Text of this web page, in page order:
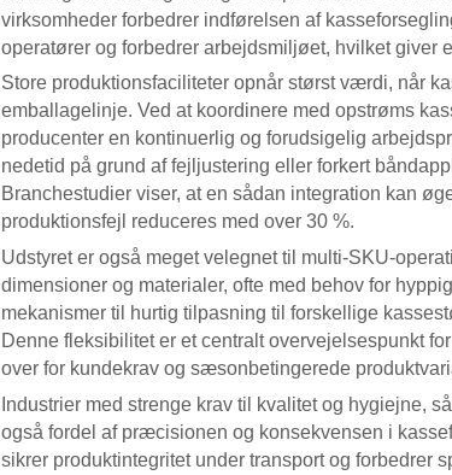
virksomheder forbedrer indførelsen af
operatører og forbedrer arbejdsmiljøet, hvilket giver
Store produktionsfaciliteter opnår størst værdi, når
emballagelinje. Ved at koordinere med opstrøms
producenter en kontinuerlig og forudsigelig
nedetid på grund af fejljustering eller forkert
Branchestudier viser, at en sådan integration kan
produktionsfejl reduceres med over 30 %.
Udstyret er også meget velegnet til multi-SKU-
dimensioner og materialer, ofte med behov for
mekanismer til hurtig tilpasning til forskellige
Denne fleksibilitet er et centralt overvejelsespunkt
over for kundekrav og sæsonbetingerede
Industrier med strenge krav til kvalitet og hygiejne,
også fordel af præcisionen og konsekvensen i
sikrer produktintegritet under transport og forbedrer